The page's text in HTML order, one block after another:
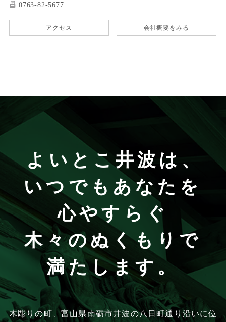
0763-82-5677
アクセス 会社概要をみる
よいとこ井波は、
いつでもあなたを
心やすらぐ
木々のぬくもりで
満たします。
木彫りの町、富山県南砺市井波の八日町通り沿いに位